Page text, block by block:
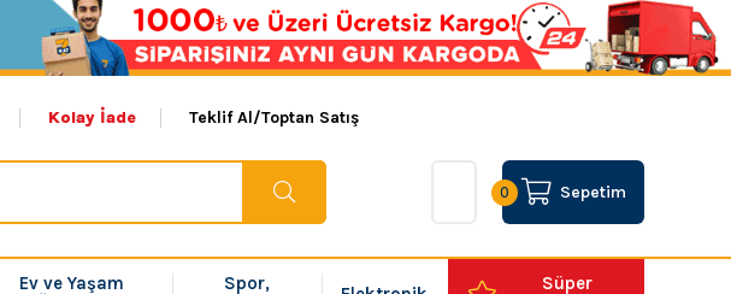
Kolay İade Teklif Al/Toptan Satış
Sepetim
0
Ev ve Yaşam
Spor,
Süper